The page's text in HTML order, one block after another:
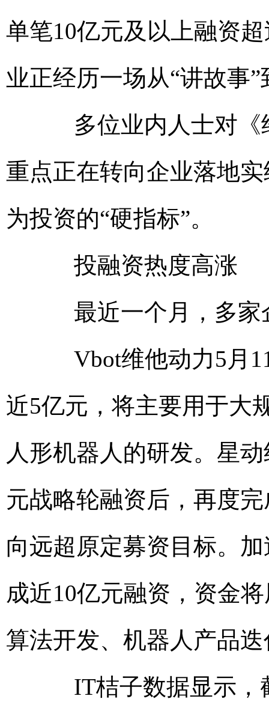
单笔10亿元及以上融资
业正经历一场从“讲故事
多位业内人士对《
重点正在转向企业落地
为投资的“硬指标”。
投融资热度高涨
最近一个月，多家
Vbot维他动力5月11
近5亿元，将主要用于大
人形机器人的研发。星
元战略轮融资后，再度
向远超原定募资目标。
成近10亿元融资，资金
算法开发、机器人产品
IT桔子数据显示，截